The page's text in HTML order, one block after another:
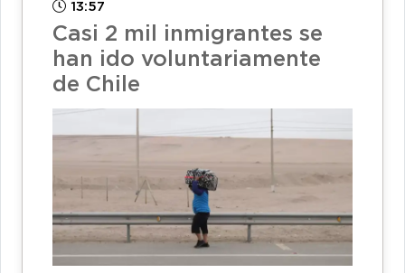
13:57
Casi 2 mil inmigrantes se
han ido voluntariamente
de Chile